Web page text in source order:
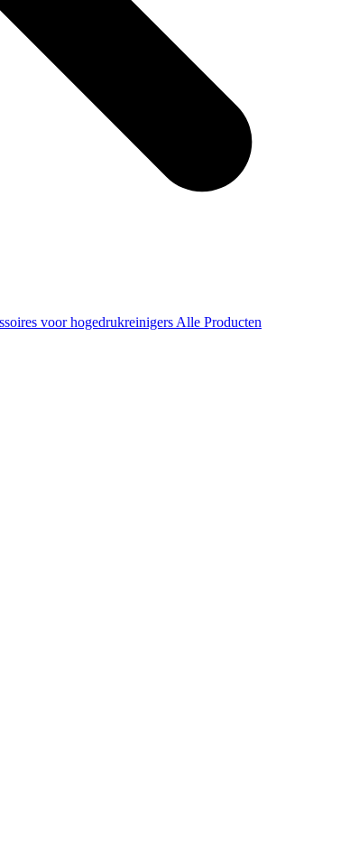
voor hogedrukreinigers Alle Producten